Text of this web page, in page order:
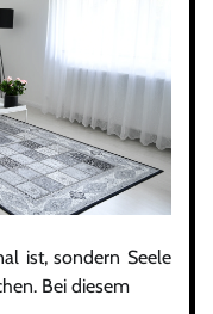
ist, sondern Seele
Bei diesem